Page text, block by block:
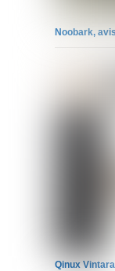
Noobark,
Qinux